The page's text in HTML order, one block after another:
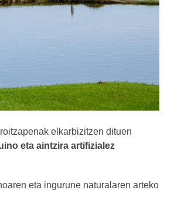
elkarbizitzen dituen
eta aintzira artifizialez
eta ingurune naturalaren arteko